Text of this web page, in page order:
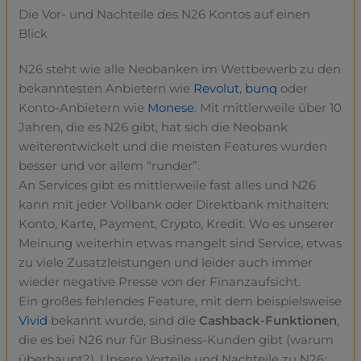
Die Vor- und Nachteile des N26 Kontos auf einen
Blick
N26 steht wie alle Neobanken im Wettbewerb zu den
bekanntesten Anbietern wie Revolut, bunq oder
Konto-Anbietern wie Monese. Mit mittlerweile über 10
Jahren, die es N26 gibt, hat sich die Neobank
weiterentwickelt und die meisten Features wurden
besser und vor allem “runder”.
An Services gibt es mittlerweile fast alles und N26
kann mit jeder Vollbank oder Direktbank mithalten:
Konto, Karte, Payment, Crypto, Kredit. Wo es unserer
Meinung weiterhin etwas mangelt sind Service, etwas
zu viele Zusatzleistungen und leider auch immer
wieder negative Presse von der Finanzaufsicht.
Ein großes fehlendes Feature, mit dem beispielsweise
Vivid bekannt wurde, sind die Cashback-Funktionen,
die es bei N26 nur für Business-Kunden gibt (warum